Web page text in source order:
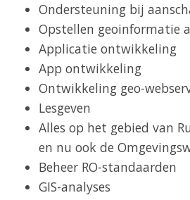
Ondersteuning bij
Opstellen geoinformatie
Applicatie ontwikkeling
App ontwikkeling
Ontwikkeling geo-
Lesgeven
Alles op het gebied van
en nu ook de
Beheer RO-standaarden
GIS-analyses